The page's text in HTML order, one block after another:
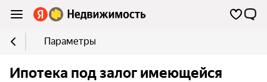
Параметры
Ипотека под залог имеющейся